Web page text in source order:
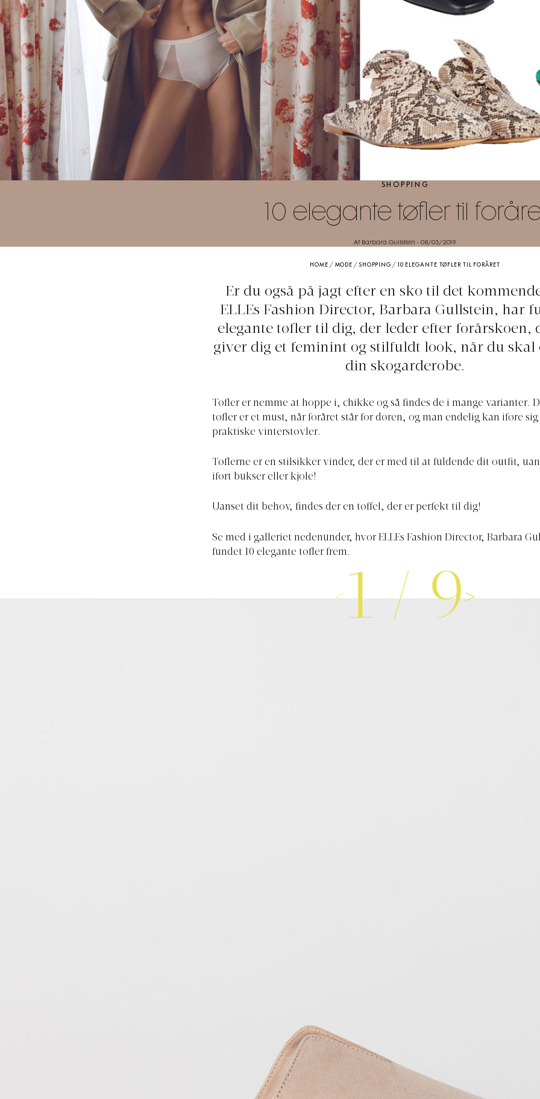
SHOPPING
10 elegante tøfler til
Af Barbara Gullstein - 08/03/2019
HOME / MODE / SHOPPING / 10 ELEGANTE TØFLER TIL FORÅRET
Er du også på jagt efter en sko til det
ELLEs Fashion Director, Barbara Gullstein, har
elegante tøfler til dig, der leder efter forårskoen,
giver dig et feminint og stilfuldt look, når du skal
din skogarderobe.
Tøfler er nemme at hoppe i, chikke og så findes de i mange varianter.
tøfler er et must, når foråret står for døren, og man endelig kan iføre
praktiske vinterstøvler.
Tøflerne er en stilsikker vinder, der er med til at fuldende dit outfit,
iført bukser eller kjole!
Uanset dit behov, findes der en tøffel, der er perfekt til dig!
Se med i galleriet nedenunder, hvor ELLEs Fashion Director, Barbara
fundet 10 elegante tøfler frem.
1 / 9